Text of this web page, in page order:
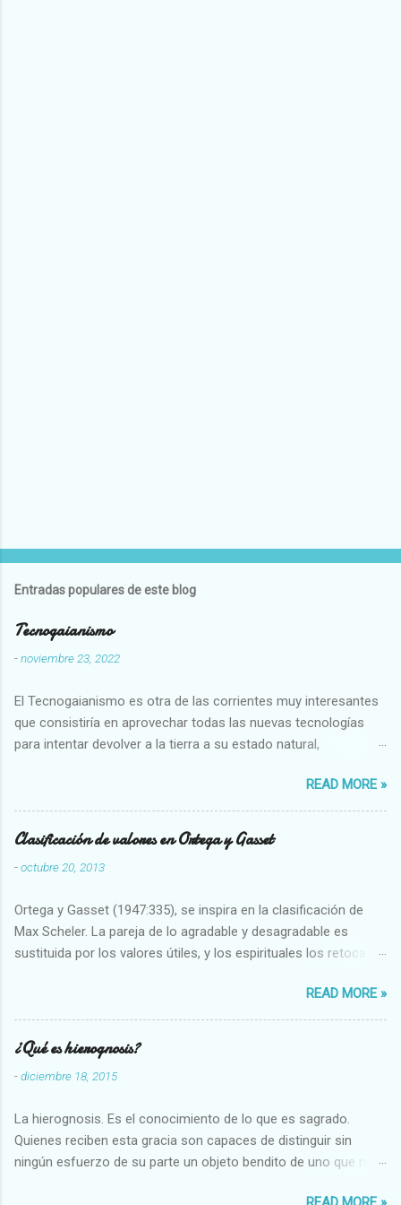
Entradas populares de este blog
Tecnogaianismo
-noviembre 23, 2022
El Tecnogaianismo es otra de las corrientes muy interesantes
que consistiría en aprovechar todas las nuevas tecnologías
para intentar devolver a la tierra a su estado natural,
READ MORE »
Clasificación de valores en Ortega y Gasset
-octubre 20, 2013
Ortega y Gasset (1947:335), se inspira en la clasificación de
Max Scheler. La pareja de lo agradable y desagradable es
sustituida por los valores útiles, y los espirituales los retoca.
Abundante-Escaso,etc 2 VITALES Sano-Enfermo Selecto-
Vulgar Enérgico-Inerte Fuerte-Débil,etc. 3 ESPIRITUALES a)
Intelectuales Conocimiento-Error Exacto-Aproximado
Evidente-Probable,etc b) Morales Bueno-malo Bondadoso-
malvado Justo-Injusto Escrupuloso-Relajado Leal-Desleal,etc.
Armonioso-Inarmonioso 4 RELIGIOSOS Santo-Pr...
READ MORE »
¿Qué es hierognosis?
-diciembre 18, 2015
La hierognosis. Es el conocimiento de lo que es sagrado.
Quienes reciben esta gracia son capaces de distinguir sin
ningún esfuerzo de su parte un objeto bendito de uno que no